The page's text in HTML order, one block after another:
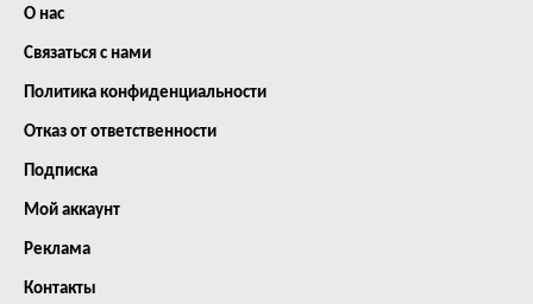
О нас
Связаться с нами
Политика конфиденциальности
Отказ от ответственности
Подписка
Мой аккаунт
Реклама
Контакты